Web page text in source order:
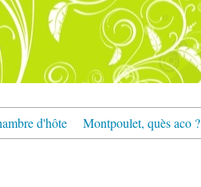
d'hôte Montpoulet, quès aco ?